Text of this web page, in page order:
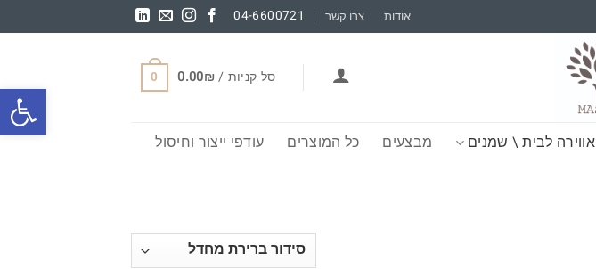
פתח
אודות צרו קשר 04-6600721
סל קניות / 0.00₪
0
אווירה לבית \ שמנים מבצעים כל המוצרים עודפי ייצור וחיסול